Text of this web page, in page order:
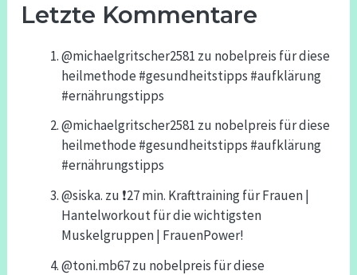
Letzte Kommentare
@michaelgritscher2581 zu nobelpreis für diese
heilmethode #gesundheitstipps #aufklärung
#ernährungstipps
@michaelgritscher2581 zu nobelpreis für diese
heilmethode #gesundheitstipps #aufklärung
#ernährungstipps
@siska. zu ❗️27 min. Krafttraining für Frauen |
Hantelworkout für die wichtigsten
Muskelgruppen | FrauenPower!
@toni.mb67zu nobelpreis für diese